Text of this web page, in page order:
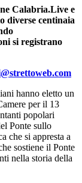
Calabria.Live e
diverse centinaia
si registrano
hanno eletto un
per il 13
popolari
Ponte sullo
che si appresta a
sostiene il Ponte
nella storia della